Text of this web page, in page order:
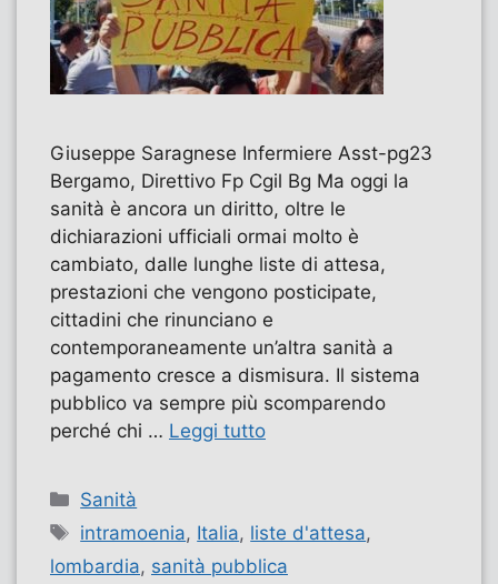
Giuseppe Saragnese Infermiere Asst-pg23
Bergamo, Direttivo Fp Cgil Bg Ma oggi la
sanità è ancora un diritto, oltre le
dichiarazioni ufficiali ormai molto è
cambiato, dalle lunghe liste di attesa,
prestazioni che vengono posticipate,
cittadini che rinunciano e
contemporaneamente un’altra sanità a
pagamento cresce a dismisura. Il sistema
pubblico va sempre più scomparendo
perché chi … Leggi tutto
Categorie
Sanità
Tag
intramoenia, Italia, liste d'attesa,
lombardia, sanità pubblica